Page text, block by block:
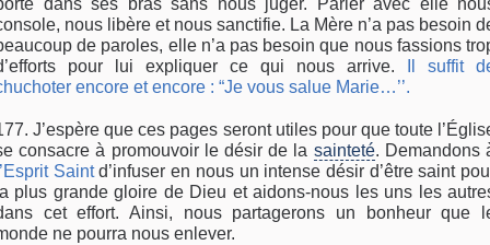
dans ses bras sans nous juger. Parler avec elle
nous libère et nous sanctifie. La Mère n’a pas besoin
de paroles, elle n’a pas besoin que nous fassions
pour lui expliquer ce qui nous arrive.
Il suffit
encore et encore : “Je vous salue Marie…’’.
J’espère que ces pages seront utiles pour que toute
consacre à promouvoir le désir de la sainteté. Demandons
Saintd’infuser en nous un intense désir d’être saint
plus grande gloire de Dieu et aidons-nous les uns les
cet effort. Ainsi, nous partagerons un bonheur que
ne pourra nous enlever.